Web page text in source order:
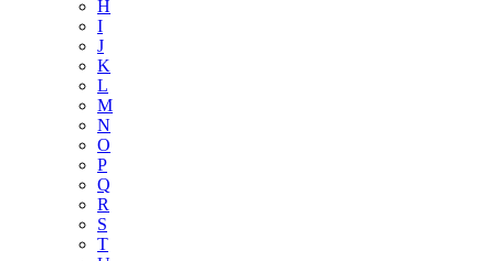
H
I
J
K
L
M
N
O
P
Q
R
S
T